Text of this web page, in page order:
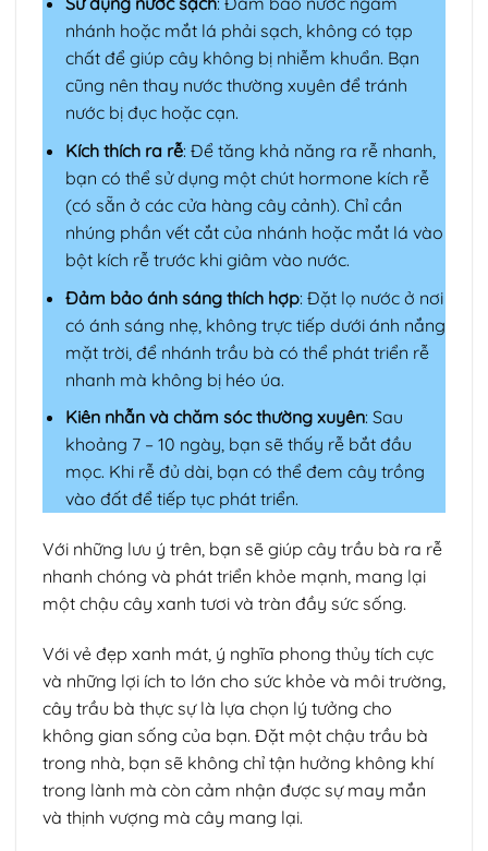
nhánh hoặc mắt lá phải sạch, không có tạp
chất để giúp cây không bị nhiễm khuẩn. Bạn
cũng nên thay nước thường xuyên để tránh
nước bị đục hoặc cạn.
Kích thích ra rễ: Để tăng khả năng ra rễ nhanh,
bạn có thể sử dụng một chút hormone kích rễ
(có sẵn ở các cửa hàng cây cảnh). Chỉ cần
nhúng phần vết cắt của nhánh hoặc mắt lá vào
bột kích rễ trước khi giâm vào nước.
Đảm bảo ánh sáng thích hợp: Đặt lọ nước ở nơi
có ánh sáng nhẹ, không trực tiếp dưới ánh nắng
mặt trời, để nhánh trầu bà có thể phát triển rễ
nhanh mà không bị héo úa.
Kiên nhẫn và chăm sóc thường xuyên: Sau
khoảng 7 – 10 ngày, bạn sẽ thấy rễ bắt đầu
mọc. Khi rễ đủ dài, bạn có thể đem cây trồng
vào đất để tiếp tục phát triển.
Với những lưu ý trên, bạn sẽ giúp cây trầu bà ra rễ
nhanh chóng và phát triển khỏe mạnh, mang lại
một chậu cây xanh tươi và tràn đầy sức sống.
Với vẻ đẹp xanh mát, ý nghĩa phong thủy tích cực
và những lợi ích to lớn cho sức khỏe và môi trường,
cây trầu bà thực sự là lựa chọn lý tưởng cho
không gian sống của bạn. Đặt một chậu trầu bà
trong nhà, bạn sẽ không chỉ tận hưởng không khí
trong lành mà còn cảm nhận được sự may mắn
và thịnh vượng mà cây mang lại.